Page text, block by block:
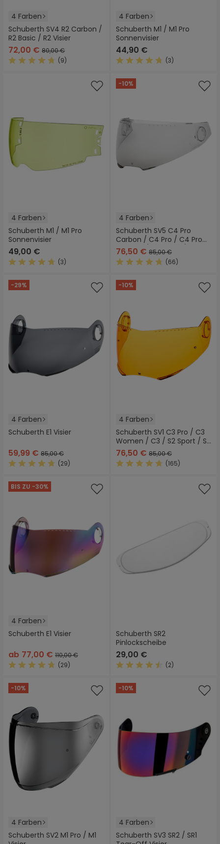
4 Farben
Schuberth SV4 R2 Carbon /
R2 Basic / R2 Visier
72,00 € 80,00 €
(9)
4 Farben
Schuberth M1 / M1 Pro
Sonnenvisier
44,90 €
(3)
4 Farben
Schuberth M1 / M1 Pro
Sonnenvisier
49,00 €
(3)
-10%
4 Farben
Schuberth SV5 C4 Pro
Carbon / C4 Pro / C4 Pro
Women / C4 Basic / C4
Visier
76,50 € 85,00 €
(66)
-29%
4 Farben
Schuberth E1 Visier
59,99 € 85,00 €
(29)
-10%
4 Farben
Schuberth SV1 C3 Pro / C3
Women / C3 / S2 Sport / S2
Visier
76,50 € 85,00 €
(165)
BIS ZU -30%
4 Farben
Schuberth E1 Visier
ab 77,00 € 110,00 €
(29)
Schuberth SR2
Pinlockscheibe
29,00 €
(2)
-10%
4 Farben
Schuberth SV2 M1 Pro / M1
-10%
4 Farben
Schuberth SV3 SR2 / SR1